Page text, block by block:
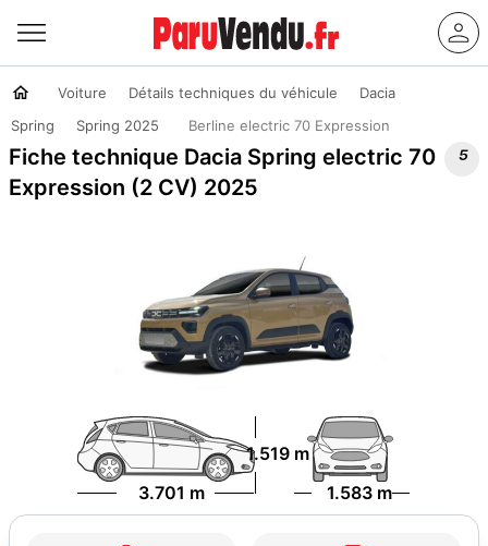
Voiture Détails techniques du véhicule
Dacia
Spring
Spring 2025 Berline electric 70 Expression
Fiche technique Dacia Spring electric 70
Expression (2 CV) 2025

3.701 m 1.583 m
1.519 m